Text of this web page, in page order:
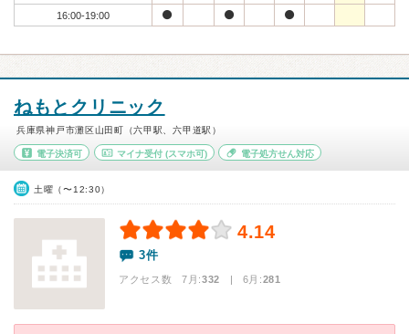
16:00-19:00
ねもとクリニック
兵庫県神戸市灘区山田町（六甲駅、六甲道駅）
電子決済可 マイナ受付(スマホ可) 電子処方せん対応
土曜（〜12:30）
4.14
3件
アクセス数 7月:332 | 6月:281